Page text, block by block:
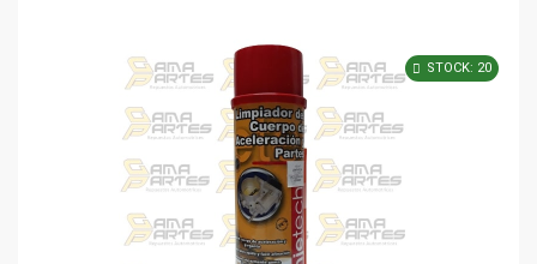
STOCK: 20